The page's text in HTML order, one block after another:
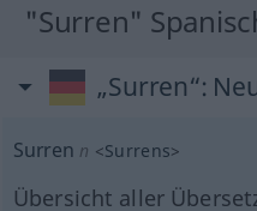
"Surren"
„Surren“:
Surren n <Surrens>
Übersicht aller